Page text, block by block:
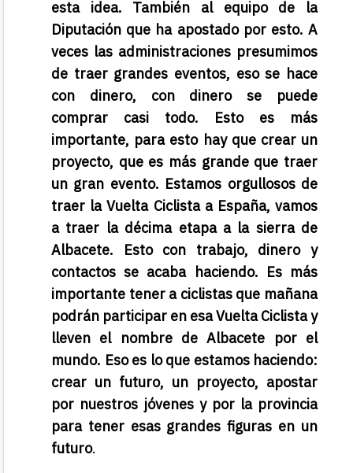
esta idea. También al equipo de la
Diputación que ha apostado por esto. A
veces las administraciones presumimos
de traer grandes eventos, eso se hace
con dinero, con dinero se puede
comprar casi todo. Esto es más
importante, para esto hay que crear un
proyecto, que es más grande que traer
un gran evento. Estamos orgullosos de
traer la Vuelta Ciclista a España, vamos
a traer la décima etapa a la sierra de
Albacete. Esto con trabajo, dinero y
contactos se acaba haciendo. Es más
importante tener a ciclistas que mañana
podrán participar en esa Vuelta Ciclista y
lleven el nombre de Albacete por el
mundo. Eso es lo que estamos haciendo:
crear un futuro, un proyecto, apostar
por nuestros jóvenes y por la provincia
para tener esas grandes figuras en un
futuro.